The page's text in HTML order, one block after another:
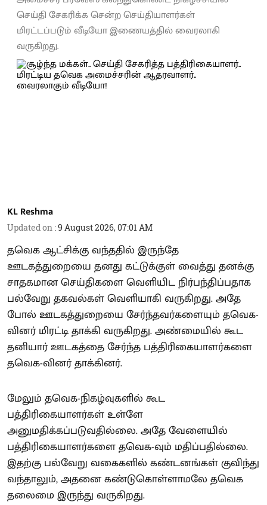
செய்தி சேகரிக்க சென்ற செய்தியாளர்கள்
மிரட்டப்படும் வீடியோ இணையத்தில் வைரலாகி
வருகிறது.
KL Reshma
Updated on :9 August 2026, 07:01 AM
தவெக ஆட்சிக்கு வந்ததில் இருந்தே
ஊடகத்துறையை தனது கட்டுக்குள் வைத்து தனக்கு
சாதகமான செய்திகளை வெளியிட நிர்பந்திப்பதாக
பல்வேறு தகவல்கள் வெளியாகி வருகிறது. அதே
போல் ஊடகத்துறையை சேர்ந்தவர்களையும் தவெக-
வினர் மிரட்டி தாக்கி வருகிறது. அண்மையில் கூட
தனியார் ஊடகத்தை சேர்ந்த பத்திரிகையாளர்களை
தவெக-வினர் தாக்கினர்.
மேலும் தவெக-நிகழ்வுகளில் கூட
பத்திரிகையாளர்கள் உள்ளே
அனுமதிக்கப்படுவதில்லை. அதே வேளையில்
பத்திரிகையாளர்களை தவெக-வும் மதிப்பதில்லை.
இதற்கு பல்வேறு வகைகளில் கண்டனங்கள் குவிந்து
வந்தாலும், அதனை கண்டுகொள்ளாமலே தவெக
தலைமை இருந்து வருகிறது.